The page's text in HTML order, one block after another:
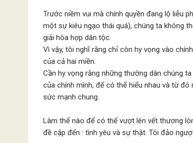
Trước niềm vui mà chính quyền đang lộ liễu
một sự kiêu ngạo thái quá), chúng ta không
giải hòa hợp dân tộc.
Vì vậy, tôi nghĩ rằng chỉ còn hy vọng vào
của cả hai miền.
Cần hy vọng rằng những thường dân chúng
của chính mình, để có thể hiểu nhau và từ
sức mạnh chung.
Làm thế nào để có thể vượt lên vết thương
đề cập đến : tình yêu và sự thật. Tôi đảo